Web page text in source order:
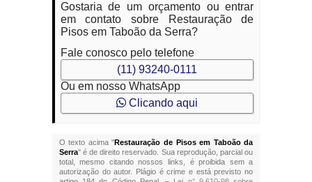
Gostaria de um orçamento ou entrar
em contato sobre Restauração de
Pisos em Taboão da Serra?
Fale conosco pelo telefone
(11) 93240-0111
Ou em nosso WhatsApp
Clicando aqui
O texto acima "Restauração de Pisos em Taboão da
Serra" é de direito reservado. Sua reprodução, parcial ou
total, mesmo citando nossos links, é proibida sem a
autorização do autor. Plágio é crime e está previsto no